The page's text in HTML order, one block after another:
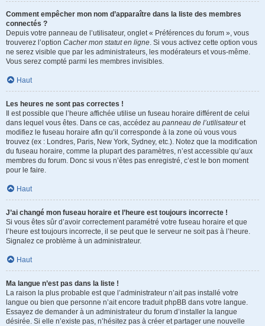
Comment empêcher mon nom d’apparaître dans la liste des membres
connectés ?
Depuis votre panneau de l’utilisateur, onglet « Préférences du forum », vous
trouverez l’option Cacher mon statut en ligne. Si vous activez cette option vous
ne serez visible que par les administrateurs, les modérateurs et vous-même.
Vous serez compté parmi les membres invisibles.
Haut
Les heures ne sont pas correctes !
Il est possible que l’heure affichée utilise un fuseau horaire différent de celui
dans lequel vous êtes. Dans ce cas, accédez au panneau de l’utilisateuret
modifiez le fuseau horaire afin qu’il corresponde à la zone où vous vous
trouvez (ex : Londres, Paris, New York, Sydney, etc.). Notez que la modification
du fuseau horaire, comme la plupart des paramètres, n’est accessible qu’aux
membres du forum. Donc si vous n’êtes pas enregistré, c’est le bon moment
pour le faire.
Haut
J’ai changé mon fuseau horaire et l’heure est toujours incorrecte !
Si vous êtes sûr d’avoir correctement paramétré votre fuseau horaire et que
l’heure est toujours incorrecte, il se peut que le serveur ne soit pas à l’heure.
Signalez ce problème à un administrateur.
Haut
Ma langue n’est pas dans la liste !
La raison la plus probable est que l’administrateur n’ait pas installé votre
langue ou bien que personne n’ait encore traduit phpBB dans votre langue.
Essayez de demander à un administrateur du forum d’installer la langue
désirée. Si elle n’existe pas, n’hésitez pas à créer et partager une nouvelle